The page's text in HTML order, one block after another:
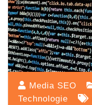
Media SEO
Technologie